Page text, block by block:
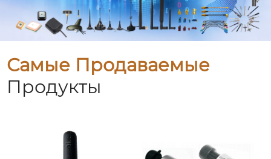
Самые Продаваемые
Продукты